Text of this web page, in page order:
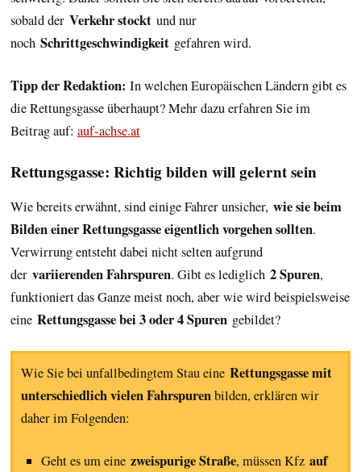
sobald der Verkehr stockt und nur
noch Schrittgeschwindigkeit gefahren wird.
Tipp der Redaktion: In welchen Europäischen Ländern gibt es
die Rettungsgasse überhaupt? Mehr dazu erfahren Sie im
Beitrag auf: auf-achse.at
Rettungsgasse: Richtig bilden will gelernt sein
Wie bereits erwähnt, sind einige Fahrer unsicher, wie sie beim
Bilden einer Rettungsgasse eigentlich vorgehen sollten.
Verwirrung entsteht dabei nicht selten aufgrund
der variierenden Fahrspuren. Gibt es lediglich 2 Spuren,
funktioniert das Ganze meist noch, aber wie wird beispielsweise
eine Rettungsgasse bei 3 oder 4 Spuren gebildet?
Wie Sie bei unfallbedingtem Stau eine Rettungsgasse mit
unterschiedlich vielen Fahrspurenbilden, erklären wir
daher im Folgenden:
Geht es um eine zweispurige Straße, müssen Kfz auf